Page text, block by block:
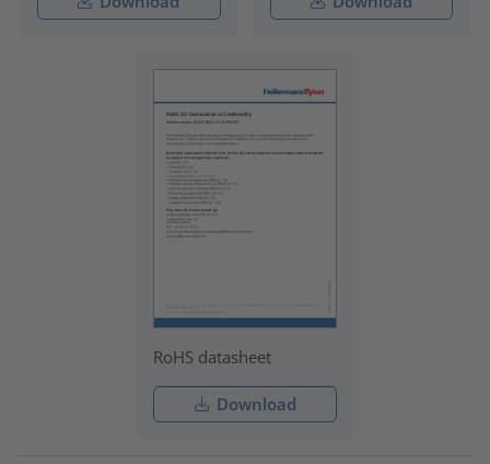
RoHS datasheet
Download